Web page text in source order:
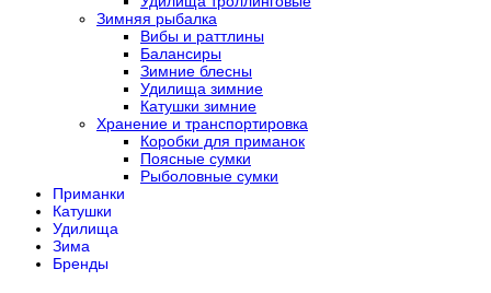
Зимняя рыбалка
Вибы и раттлины
Балансиры
Зимние блесны
Удилища зимние
Катушки зимние
Хранение и транспортировка
Коробки для приманок
Поясные сумки
Рыболовные сумки
Приманки
Катушки
Удилища
Зима
Бренды